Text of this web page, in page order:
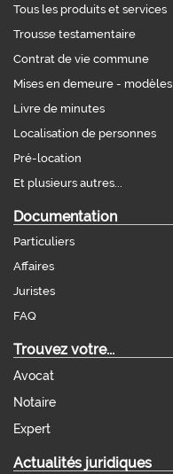
Tous les produits et services
Trousse testamentaire
Contrat de vie commune
Mises en demeure - modèles
Livre de minutes
Localisation de personnes
Pré-location
Et plusieurs autres...
Documentation
Particuliers
Affaires
Juristes
FAQ
Trouvez votre...
Avocat
Notaire
Expert
Actualités juridiques